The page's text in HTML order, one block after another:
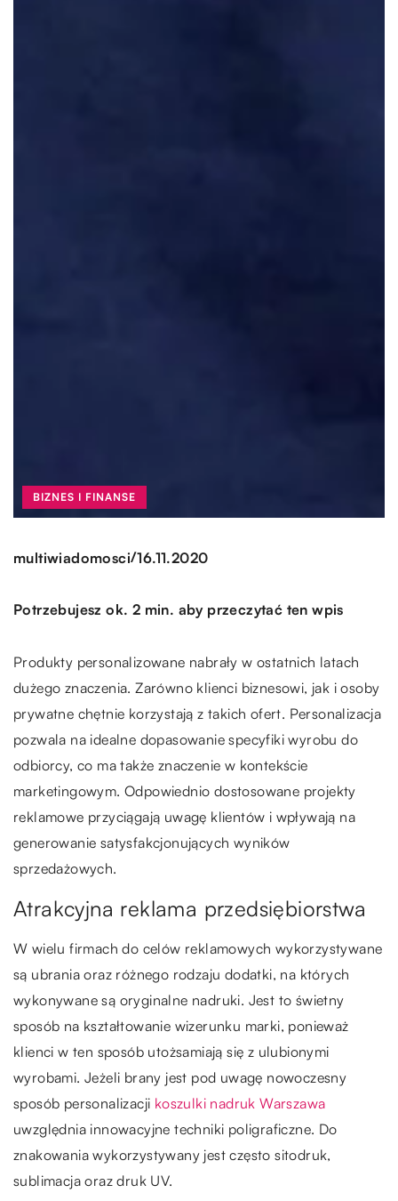
BIZNES I FINANSE
multiwiadomosci/16.11.2020
Potrzebujesz ok. 2 min. aby przeczytać ten wpis
Produkty personalizowane nabrały w ostatnich latach
dużego znaczenia. Zarówno klienci biznesowi, jak i osoby
prywatne chętnie korzystają z takich ofert. Personalizacja
pozwala na idealne dopasowanie specyfiki wyrobu do
odbiorcy, co ma także znaczenie w kontekście
marketingowym. Odpowiednio dostosowane projekty
reklamowe przyciągają uwagę klientów i wpływają na
generowanie satysfakcjonujących wyników
sprzedażowych.
Atrakcyjna reklama przedsiębiorstwa
W wielu firmach do celów reklamowych wykorzystywane
są ubrania oraz różnego rodzaju dodatki, na których
wykonywane są oryginalne nadruki. Jest to świetny
sposób na kształtowanie wizerunku marki, ponieważ
klienci w ten sposób utożsamiają się z ulubionymi
wyrobami. Jeżeli brany jest pod uwagę nowoczesny
sposób personalizacji koszulki nadruk Warszawa
uwzględnia innowacyjne techniki poligraficzne. Do
znakowania wykorzystywany jest często sitodruk,
sublimacja oraz druk UV.